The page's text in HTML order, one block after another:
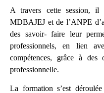
A travers cette session, il
MDBAJEJ et de l’ANPE
des savoir- faire leur
professionnels, en lien
compétences, grâce à des
professionnelle.
La formation s’est